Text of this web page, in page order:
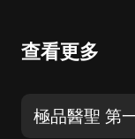
查看更多
極品醫聖 第